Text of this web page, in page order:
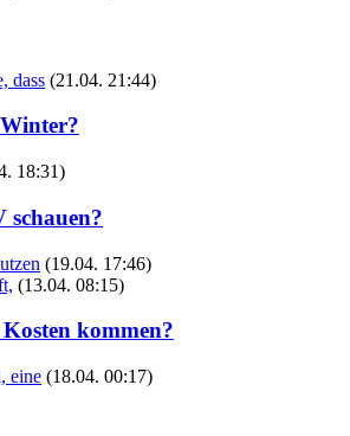
dass (21.04. 21:44)
18:31)
schauen?
(19.04. 17:46)
(13.04. 08:15)
kommen?
eine (18.04. 00:17)